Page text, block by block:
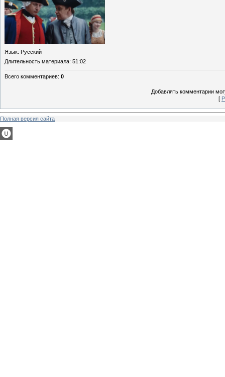
Язык: Русский
Длительность материала: 51:02
Всего комментариев: 0
Добавлять комментарии
[
Полная версия сайта